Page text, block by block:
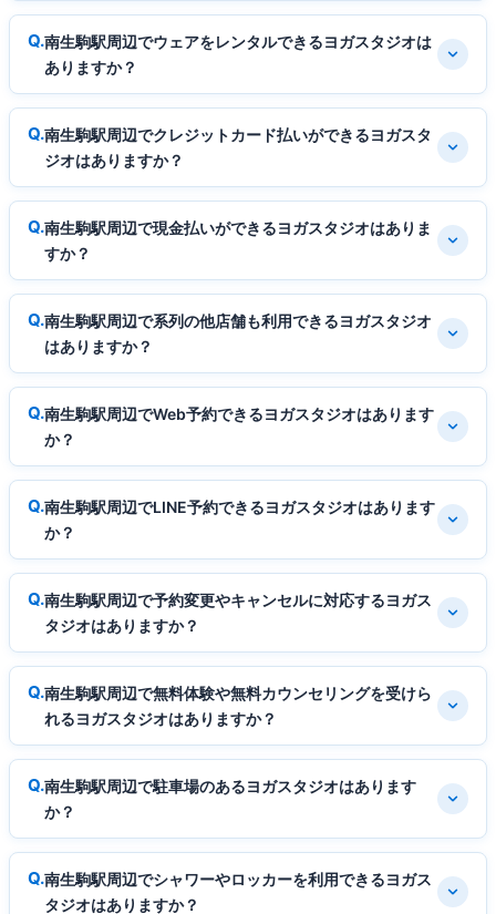
南生駒駅周辺でウェアをレンタルできるヨガスタジオは
ありますか？
南生駒駅周辺でクレジットカード払いができるヨガスタ
ジオはありますか？
南生駒駅周辺で現金払いができるヨガスタジオはありま
すか？
南生駒駅周辺で系列の他店舗も利用できるヨガスタジオ
はありますか？
南生駒駅周辺でWeb予約できるヨガスタジオはあります
か？
南生駒駅周辺でLINE予約できるヨガスタジオはあります
か？
南生駒駅周辺で予約変更やキャンセルに対応するヨガス
タジオはありますか？
南生駒駅周辺で無料体験や無料カウンセリングを受けら
れるヨガスタジオはありますか？
南生駒駅周辺で駐車場のあるヨガスタジオはあります
か？
南生駒駅周辺でシャワーやロッカーを利用できるヨガス
タジオはありますか？